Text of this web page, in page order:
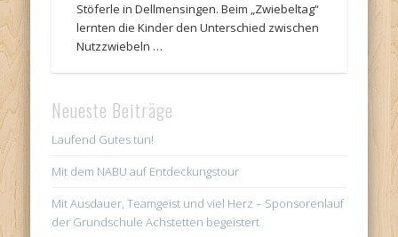
Stöferle in Dellmensingen. Beim „Zwiebeltag“
lernten die Kinder den Unterschied zwischen
Nutzzwiebeln …
Neueste Beiträge
Laufend Gutes tun!
Mit dem NABU auf Entdeckungstour
Mit Ausdauer, Teamgeist und viel Herz – Sponsorenlauf
der Grundschule Achstetten begeistert